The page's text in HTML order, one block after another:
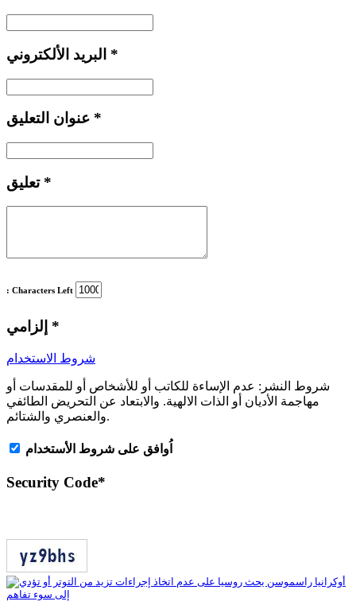
*
*
تعليق *
: Characters Left
*
شروط الاستخدام
شروط النشر: عدم الإساءة للكاتب أو للأشخاص أو للمقدسات أو
مهاجمة الأديان أو الذات الالهية. والابتعاد عن التحريض الطائفي
والعنصري والشتائم.
اُوافق على شروط الأستخدام
Security Code*